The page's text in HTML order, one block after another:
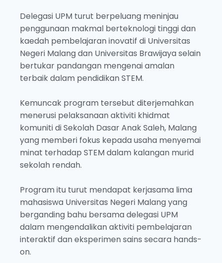
Delegasi UPM turut berpeluang meninjau
penggunaan makmal berteknologi tinggi dan
kaedah pembelajaran inovatif di Universitas
Negeri Malang dan Universitas Brawijaya selain
bertukar pandangan mengenai amalan
terbaik dalam pendidikan STEM.
Kemuncak program tersebut diterjemahkan
menerusi pelaksanaan aktiviti khidmat
komuniti di Sekolah Dasar Anak Saleh, Malang
yang memberi fokus kepada usaha menyemai
minat terhadap STEM dalam kalangan murid
sekolah rendah.
Program itu turut mendapat kerjasama lima
mahasiswa Universitas Negeri Malang yang
berganding bahu bersama delegasi UPM
dalam mengendalikan aktiviti pembelajaran
interaktif dan eksperimen sains secara hands-
on.